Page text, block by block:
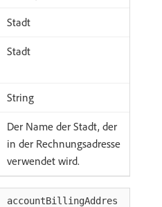
Stadt
Stadt
String
Der Name der Stadt, der
in der Rechnungsadresse
verwendet wird.
accountBillingAddres